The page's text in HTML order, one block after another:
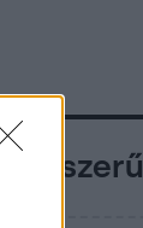
Népszerű